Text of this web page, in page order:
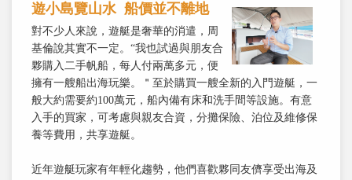
遊小島覽山水 船價並不離地
對不少人來說，遊艇是奢華的消遣，周
基倫說其實不一定。“我也試過與朋友合
夥購入二手帆船，每人付兩萬多元，便
擁有一艘船出海玩樂。＂至於購買一艘全新的入門遊艇，一
般大約需要約100萬元，船內備有床和洗手間等設施。有意
入手的買家，可考慮與親友合資，分攤保險、泊位及維修保
養等費用，共享遊艇。
近年遊艇玩家有年輕化趨勢，他們喜歡夥同友儕享受出海及